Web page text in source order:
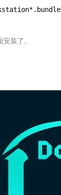
*.bundle
装了。